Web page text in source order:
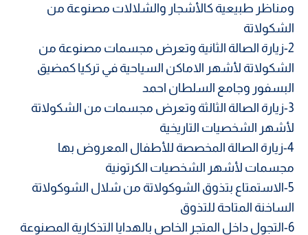
ومناظر طبيعية كالأشجار والشلالات مصنوعة من
الشكولاتة
2-زيارة الصالة الثانية وتعرض مجسمات مصنوعة من
الشكولاتة لأشهر الاماكن السياحية في تركيا كمضيق
البسفور وجامع السلطان احمد
3-زيارة الصالة الثالثة وتعرض مجسمات من الشكولاتة
لأشهر الشخصيات التاريخية
4-زيارة الصالة المخصصة للأطفال المعروض بها
مجسمات لأشهر الشخصيات الكرتونية
5-الاستمتاع بتذوق الشوكولاتة من شلال الشوكولاتة
الساخنة المتاحة للتذوق
6-التجول داخل المتجر الخاص بالهدايا التذكارية المصنوعة